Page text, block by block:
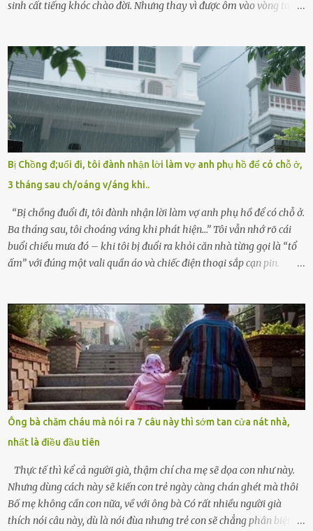
sinh cất tiếng khóc chào đời. Nhưng thay vì được ôm vào vòng tay
hảo, địa vị cao sang của ông Trần Quốc Tùng xem như điềm gở. Ông
Tùng, một doanh nhân quyền lực có tiếng ở Bình Dương, cùng vợ là
bà Đỗ Thị Nga, lập tức ra quyết định nhẫn tâm: bỏ lại đứa trẻ. Họ
viện cớ “không đủ khả năng nuôi dưỡng” và ký vào giấy từ chối
quyền giám hộ, yêu cầu bệnh viện xử lý bé như một trường hợp bị
bỏ rơi. Trong khi ấy, con gái ruột của họ – Trần Lệ Mi – vẫn đang
mê man sau sinh, hoàn toàn không hay biết chuyện gì xảy ra.
Thiếu úy Nguyễn Thị Mai, một nữ cảnh sát công tác tại địa phương,
tình cờ chứng kiến giây phút bé bị đưa đi trong lặng lẽ. Nét mặt đỏ
hỏn, bàn tay bé xíu co quắp, ...
Bị Chồng đ;uổi đi, tôi đành nhận lời làm vợ anh phụ hồ để có chỗ ở,
3 tháng sau ch/oáng v/áng khi..
“Bị chồng đuổi đi, tôi đành nhận lời làm vợ anh phụ hồ để có chỗ ở.
Ba tháng sau, tôi choáng váng khi phát hiện…” Tôi vẫn nhớ rõ cái
buổi chiều mưa đó – khi tôi bị đuổi ra khỏi căn nhà từng gọi là “tổ
ấm” với đúng một vali quần áo và chiếc điện thoại sắp cạn pin.
cưới cô để có con. Không phải để nuôi một cái thân bất tài chỉ biết
khóc lóc,” anh ta gằn giọng, đẩy mạnh cánh cửa trước mặt tôi.
Tiếng cánh cửa đóng lại, vang lên như một bản án lạnh lùng. Tôi
đứng chết lặng giữa cơn mưa, không biết đi đâu, về đâu. Bố mẹ tôi
mất sớm. Tôi chẳng có anh chị em. Họ hàng cũng thưa thớt, chẳng
ai thân thiết đến mức có thể mở lòng cho tôi tá túc. Bạn bè? Ai cũng
bận rộn với gia đình riêng của họ. Tôi đã từng đặt cược cả thanh
xuân vào người chồng ấy – và giờ, tôi chỉ còn lại chính mình. Tôi lên
chiếc xe buýt cuối ngày, trốn chạy khỏi thành phố và nỗi đau. Tôi v...
Ông bà chăm cháu mà nói ra 7 câu này thì sớm tan cửa nát nhà,
nhất là điều đầu tiên
Thực tế thì kể cả người già, thậm chí cha mẹ sẽ dọa con như này.
Nhưng dùng cách này sẽ kiến con trẻ ngày càng chán ghét mà thôi
Bố mẹ không cần con nữa, về với ông bà Có rất nhiều người già
thích nói câu này, dù là nói đùa nhưng trẻ con sẽ chẳng phân biệt